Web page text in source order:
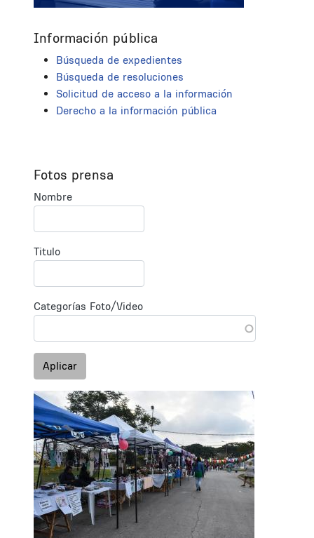
Información pública
Búsqueda de expedientes
Búsqueda de resoluciones
Solicitud de acceso a la información
Derecho a la información pública
Fotos prensa
Nombre
Titulo
Categorías Foto/Video
Aplicar